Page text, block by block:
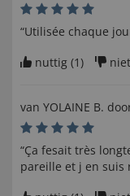
“Utilisée chaque
nuttig (1)
van YOLAINE B.
“Ça fesait très
pareille et j en suis